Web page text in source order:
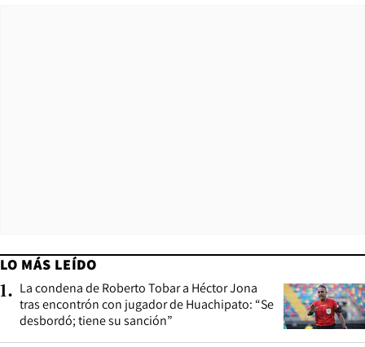
LO MÁS LEÍDO
1. La condena de Roberto Tobar a Héctor Jona
tras encontrón con jugador de Huachipato: “Se
desbordó; tiene su sanción”